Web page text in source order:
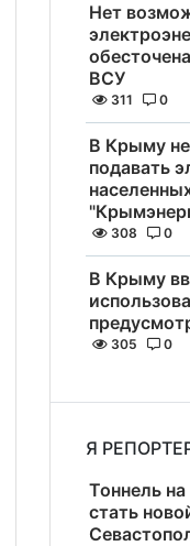
Нет
ВСУ
311 0
В Крыму
подавать
308 0
В Крыму
305 0
Я
Тоннель
стать